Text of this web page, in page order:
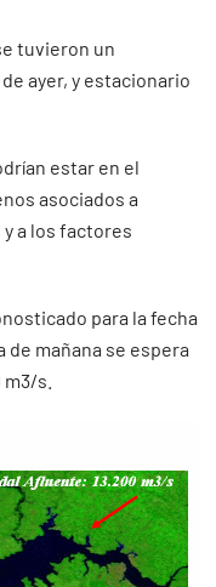
tuvieron un
ayer, y estacionario
estar en el
asociados a
y a los factores
para la fecha
de mañana se espera
s.